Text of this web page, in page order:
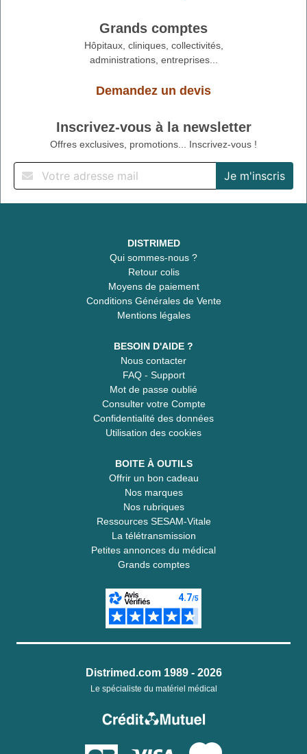
Grands comptes
Hôpitaux, cliniques, collectivités,
administrations, entreprises...
Demandez un devis
Inscrivez-vous à la newsletter
Offres exclusives, promotions... Inscrivez-vous !
DISTRIMED
Qui sommes-nous ?
Retour colis
Moyens de paiement
Conditions Générales de Vente
Mentions légales
BESOIN D'AIDE ?
Nous contacter
FAQ - Support
Mot de passe oublié
Consulter votre Compte
Confidentialité des données
Utilisation des cookies
BOITE À OUTILS
Offrir un bon cadeau
Nos marques
Nos rubriques
Ressources SESAM-Vitale
La télétransmission
Petites annonces du médical
Grands comptes
Distrimed.com 1989 - 2026
Le spécialiste du matériel médical